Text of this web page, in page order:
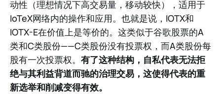
动性（理想情况下高交易量，移动较快），适用于
IoTeX网络内的操作和应用。也就是说，IOTX和
IOTX-E在价值上是等价的。这类似于谷歌股票的A
类和C类股份——C类股份没有投票权，而A类股份每
股有一次投票权。 有了这种结构，自私代表无法拒
绝与其利益背道而驰的治理交易，这使得代表的重
新选举和削减变得有效。